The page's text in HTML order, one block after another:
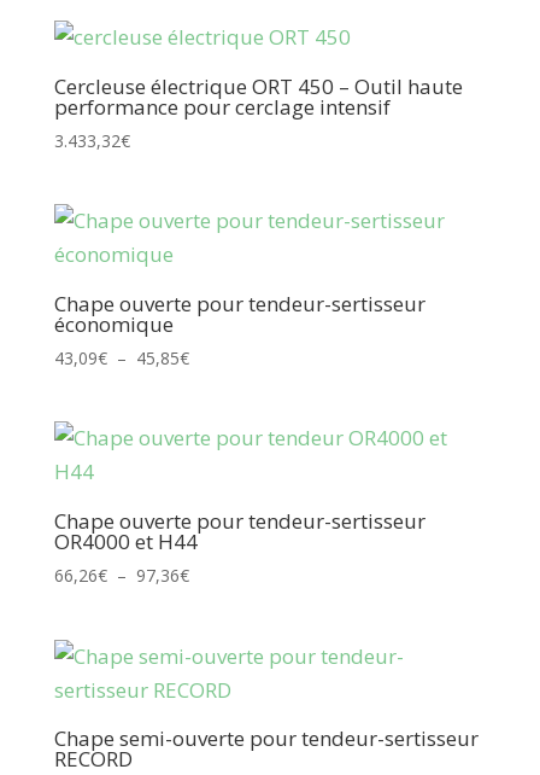
Cercleuse électrique ORT 450 – Outil haute
performance pour cerclage intensif
3.433,32€
Chape ouverte pour tendeur-sertisseur
économique
43,09€ – 45,85€Plage
43,09€
Chape ouverte pour tendeur-sertisseur
OR4000 et H44
66,26€ – 97,36€Plage
66,26€
à
Chape semi-ouverte pour tendeur-sertisseur
RECORD